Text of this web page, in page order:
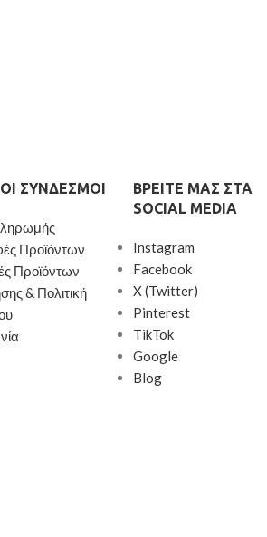
ΣΎΝΔΕΣΜΟΙ
Προϊόντων
Προϊόντων
& Πολιτική
ΒΡΕΊΤΕ ΜΑΣ ΣΤΑ
SOCIAL MEDIA
Instagram
Facebook
X (Twitter)
Pinterest
TikTok
Google
Blog